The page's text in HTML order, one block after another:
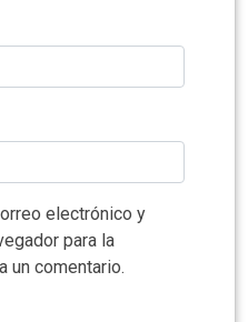
electrónico y
para la
un comentario.